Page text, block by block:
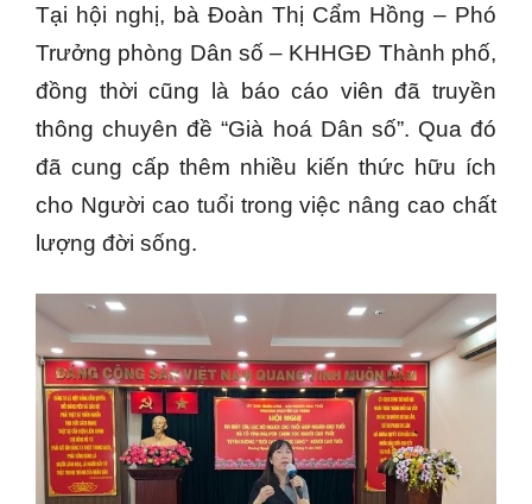
Tại hội nghị, bà Đoàn Thị Cẩm Hồng – Phó
Trưởng phòng Dân số – KHHGĐ Thành phố,
đồng thời cũng là báo cáo viên đã truyền
thông chuyên đề “Già hoá Dân số”. Qua đó
đã cung cấp thêm nhiều kiến thức hữu ích
cho Người cao tuổi trong việc nâng cao chất
lượng đời sống.